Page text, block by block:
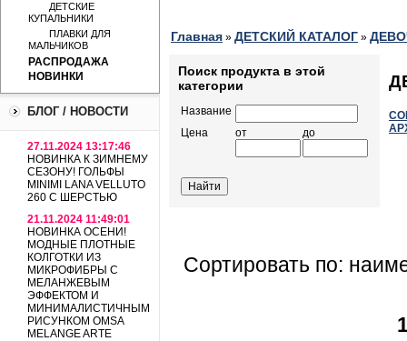
ДЕТСКИЕ
КУПАЛЬНИКИ
ПЛАВКИ ДЛЯ
МАЛЬЧИКОВ
РАСПРОДАЖА
НОВИНКИ
БЛОГ / НОВОСТИ
27.11.2024 13:17:46
НОВИНКА К ЗИМНЕМУ
СЕЗОНУ! ГОЛЬФЫ
MINIMI LANA VELLUTO
260 С ШЕРСТЬЮ
21.11.2024 11:49:01
НОВИНКА ОСЕНИ!
МОДНЫЕ ПЛОТНЫЕ
КОЛГОТКИ ИЗ
МИКРОФИБРЫ С
МЕЛАНЖЕВЫМ
ЭФФЕКТОМ И
МИНИМАЛИСТИЧНЫМ
РИСУНКОМ OMSA
MELANGE ARTE
Главная » ДЕТСКИЙ КАТАЛОГ »
Поиск продукта в этой
категории
Название
Цена
от до
Сортировать по: